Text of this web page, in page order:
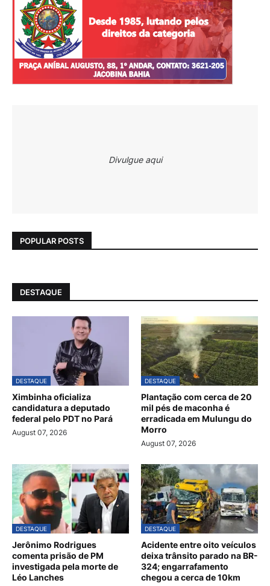
Divulgue aqui
POPULAR POSTS
DESTAQUE
DESTAQUE
Ximbinha oficializa
candidatura a deputado
federal pelo PDT no Pará
August 07, 2026
DESTAQUE
Plantação com cerca de 20
mil pés de maconha é
erradicada em Mulungu do
Morro
August 07, 2026
DESTAQUE
Jerônimo Rodrigues
comenta prisão de PM
investigada pela morte de
Léo Lanches
DESTAQUE
Acidente entre oito veículos
deixa trânsito parado na BR-
324; engarrafamento
chegou a cerca de 10km